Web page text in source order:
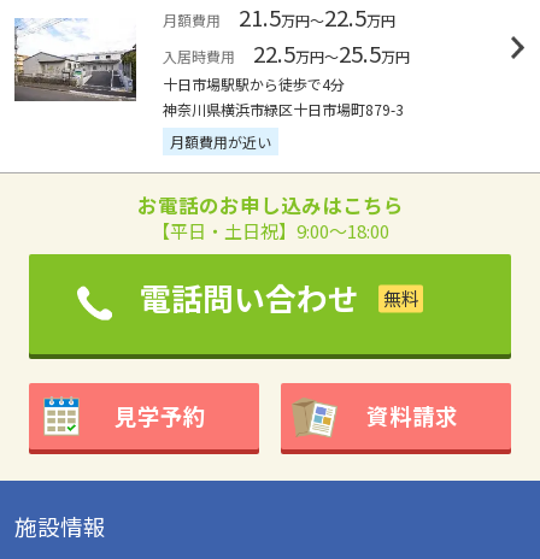
月額費用 21.5万円～22.5万円
入居時費用
22.5万円～25.5万円
十日市場駅駅から徒歩で4分
神奈川県横浜市緑区十日市場町879-3
月額費用が近い
お電話のお申し込みはこちら
【平日・土日祝】9:00～18:00
電話問い合わせ
見学予約 資料請求
施設情報